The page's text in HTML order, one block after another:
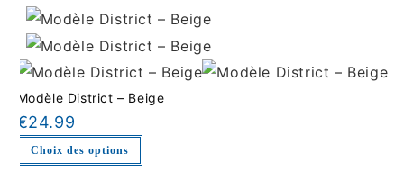
Modèle District – Beige
€24.99
Choix des options